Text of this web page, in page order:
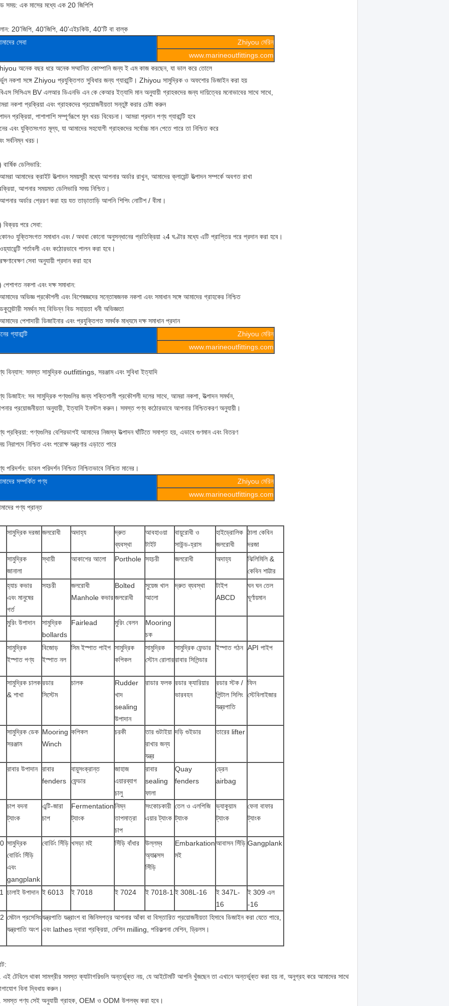
সময়: এক মাসের মধ্যে এক 20 জিপিপি
20'জিপি, 40'জিপি, 40'এইচকিউ, 40'টি বা বাল্ক
সেবা
Zhiyou মেরিন
www.marineoutfittings.com
অনেক বছর ধরে অনেক সম্মানিত কোম্পানি জন্য ই এম কাজ করছেন, যা ভাল করে তোলে
নকশা সঙ্গে Zhiyou প্রযুক্তিগত সুবিধার জন্য গ্যারান্টি। Zhiyou সামুদ্রিক ও অফশোর ডিজাইন করা হয়
সিসিএস BV এলআর ডিএনভি এন কে কেআর ইত্যাদি মান অনুযায়ী গ্রাহকদের জন্য দায়িত্বের মনোভাবের সাথে সাথে,
নকশা প্রক্রিয়া এবং গ্রাহকদের প্রয়োজনীয়তা সন্তুষ্ট করার চেষ্টা করুন
প্রক্রিয়া, পাশাপাশি সম্পূর্ণরূপে মূল খরচ বিবেচনা। আমরা প্রদান পণ্য গ্যারান্টি হবে
এবং যুক্তিসংগত মূল্য, যা আমাদের সহযোগী গ্রাহকদের সর্বোচ্চ মান পেতে পারে তা নিশ্চিত করে
সর্বনিম্ন খরচ।
ডেলিভারি:
আমাদের ক্রাইট উত্পাদন সময়সূচী মধ্যে আপনার অর্ডার রাখুন, আমাদের ক্লায়েন্ট উত্পাদন সম্পর্কে অবগত রাখা
আপনার সময়মত ডেলিভারি সময় নিশ্চিত।
অর্ডার প্রেরণ করা হয় যত তাড়াতাড়ি আপনি শিপিং নোটিশ / বীমা।
বিক্রয় পরে সেবা:
যুক্তিসংগত সমাধান এবং / অথবা কোনো অনুসন্ধানের প্রতিক্রিয়া ২4 ঘণ্টার মধ্যে এটি প্রাপ্তির পরে প্রদান করা হবে।
শর্তাবলী এবং কঠোরভাবে পালন করা হবে।
সেবা অনুযায়ী প্রদান করা হবে
পেশাগত নকশা এবং দক্ষ সমাধান:
অভিজ্ঞ প্রকৌশলী এবং বিশেষজ্ঞদের সন্তোষজনক নকশা এবং সমাধান সঙ্গে আমাদের গ্রাহকের নিশ্চিত
সমর্থন সহ বিভিন্ন বিড সহায়তা ধনী অভিজ্ঞতা
পেশাদারী ডিজাইনার এবং প্রযুক্তিগত সমর্থক মাধ্যমে দক্ষ সমাধান প্রদান
গ্যারান্টি
Zhiyou মেরিন
www.marineoutfittings.com
বিন্যাস: সমস্ত সামুদ্রিক outfittings, সরঞ্জাম এবং সুবিধা ইত্যাদি
ডিজাইন: সব সামুদ্রিক পণ্যগুলির জন্য শক্তিশালী প্রকৌশলী দলের সাথে, আমরা নকশা, উত্পাদন সমর্থন,
প্রয়োজনীয়তা অনুযায়ী, ইত্যাদি ইনস্টল করুন। সমস্ত পণ্য কঠোরভাবে আপনার নিশ্চিতকরণ অনুযায়ী।
প্রক্রিয়া: পণ্যগুলির বেশিরভাগই আমাদের নিজস্ব উত্পাদন ঘাঁটিতে সমাপ্ত হয়, এভাবে গুণমান এবং বিতরণ
নিরাপদে নিশ্চিত এবং পরোক্ষ যন্ত্রণার এড়াতে পারে
পরিদর্শন: ডাবল পরিদর্শন নিশ্চিত নিশ্চিতভাবে নিশ্চিত মানের।
সম্পর্কিত পণ্য
Zhiyou মেরিন
www.marineoutfittings.com
পণ্য প্রান্ত
সামুদ্রিক দরজা জলরোধী অদাহ্য
দ্রুত
ব্যবস্থা
আবহাওয়া
টাইট
বায়ুরোধী ও
সাউন্ড-হ্রাস
হাইড্রোলিক
জলরোধী
ঠালা কেবিন
দরজা
সামুদ্রিক
জানালা
স্থায়ী আকাশের আলো Porthole সহচরী জলরোধী অদাহ্য
ঝিলিমিলি &
কেবিন শাট্টার
হ্যাচ কভার
এবং মানুষের
গর্ত
সহচরী
জলরোধী
Manhole কভার
Bolted
জলরোধী
সুয়েজ খাল
আলো
দ্রুত ব্যবস্থা
টাইপ
ABCD
ঘন ঘন তেল
ঘূর্ণায়মান
মুরিং উপাদান
সামুদ্রিক
bollards
Fairlead মুরিং বেলন
Mooring
চক
সামুদ্রিক
ইস্পাত পণ্য
বিজোড়
ইস্পাত নল
সিম ইস্পাত পাইপ সামুদ্রিক
কপিকল
সামুদ্রিক
স্টোন রোলার
সামুদ্রিক ফেন্ডার
রাবার সিলিন্ডার
ইস্পাত গঠন API পাইপ
সামুদ্রিক চালক
& শাখা
রডার
সিস্টেম
চালক
Rudder
খাদ
sealing
উপাদান
রাডার ফলক রডার ক্যারিয়ার
ভারবহন
রডার স্টক /
পিন্টাল সিলিং
যন্ত্রপাতি
ফিন
স্টেবিলাইজার
সামুদ্রিক ডেক
সরঞ্জাম
Mooring
Winch
কপিকল চরকী
তার গুটাইয়া
রাখার জন্য
যন্ত্র
দড়ি গুইডার তারের lifter
রাবার উপাদান রাবার
fenders
বায়ুসংক্রান্ত
ফেন্ডার
জাহাজ
এয়ারব্যাগ
চালু
রাবার
sealing
ফালা
Quay
fenders
ড্রেন
airbag
চাপ বদনা
ট্যাংক
এন্টি-জারা
চাপ
Fermentation
ট্যাংক
নিম্ন
তাপমাত্রা
চাপ
সংকোচকারী
এয়ার ট্যাংক
তেল ও এলপিজি
ট্যাংক
ভ্যাকুয়াম
ট্যাংক
ফেনা বাফার
ট্যাংক
সামুদ্রিক
বোর্ডিং সিঁড়ি
এবং
gangplank
বোর্ডিং সিঁড়ি খসড়া মই সিঁড়ি বাঁধার
উল্লম্ব
অ্যাক্সেস
সিঁড়ি
Embarkation
মই
আবাসন সিঁড়ি Gangplank
ঢালাই উপাদান ই 6013 ই 7018 ই 7024 ই 7018-1 ই 308L-16
ই 347L-
16
ই 309 এল
-16
মেটাল প্রসেসিং
যন্ত্রপাতি অংশ
যন্ত্রপাতি যন্ত্রাংশ বা জিনিসপত্র আপনার আঁকা বা বিস্তারিত প্রয়োজনীয়তা হিসাবে ডিজাইন করা যেতে পারে,
এবং lathes দ্বারা প্রক্রিয়া, মেশিন milling, পরিকল্পনা মেশিন, ড্রিলস।
এই টেবিলে থাকা সামগ্রীর সমস্ত ক্যাটাগরিগুলি অন্তর্ভুক্ত নয়, যে আইটেমটি আপনি খুঁজছেন তা এখানে অন্তর্ভুক্ত করা হয় না, অনুগ্রহ করে আমাদের সাথে
বিনা দ্বিধায় করুন।
সমস্ত পণ্য সেই অনুযায়ী গ্রাহক, OEM ও ODM উপলব্ধ করা হবে।